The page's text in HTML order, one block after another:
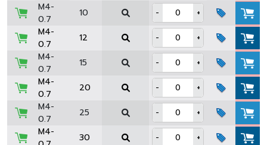
M4-
0.7
10 -
+
M4-
0.7
12 -
+
M4-
0.7
15 -
+
M4-
0.7
20 -
+
M4-
0.7
25 -
+
M4-
30 -
+